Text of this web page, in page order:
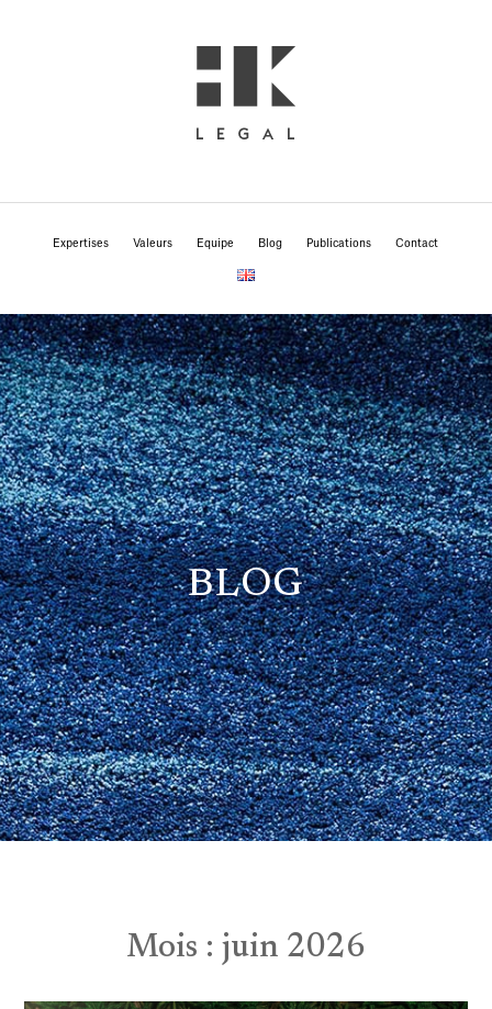
Expertises Valeurs Equipe Blog Publications Contact
BLOG
Mois : juin 2026